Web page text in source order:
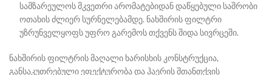
სამზარეულოს მკვეთრი არომატებიდან დაწყებული საშრობი
ოთახის ძლიერ სურნელებამდე. ნახშირის ფილტრი
უზრუნველყოფს უფრო გარემოს თქვენს შიდა სივრცეში.
ნახშირის ფილტრის მაღალი ხარისხის კონსტრუქცია,
განსაკუთრებული ეფექტურობა და ჰაერის შთანთქვის